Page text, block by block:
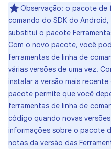
Observação: o pacote de
comando do SDK do
substitui o pacote
Com o novo pacote, você
ferramentas de linha de
várias versões de uma vez.
instalar a versão mais
pacote permite que você
ferramentas de linha de
código quando novas
informações sobre o pacote
notas da versão das